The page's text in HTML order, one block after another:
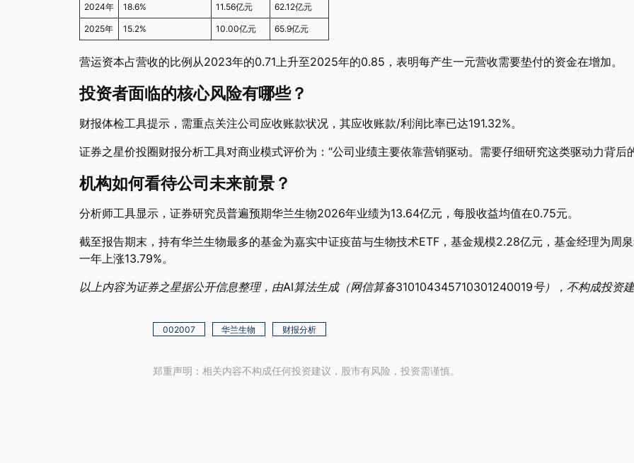
2024年 18.6% 11.56亿元 62.12亿元
2025年 15.2% 10.00亿元 65.9亿元
营运资本占营收的比例从2023年的0.71上升至2025年的0.85，表明每产生一元营收需要垫付的资金在增加。
投资者面临的核心风险有哪些？
财报体检工具提示，需重点关注公司应收账款状况，其应收账款/利润比率已达191.32%。
证券之星价投圈财报分析工具对商业模式评价为：“公司业绩主要依靠营销驱动。需要仔细研究这类驱动力背后
机构如何看待公司未来前景？
分析师工具显示，证券研究员普遍预期华兰生物2026年业绩为13.64亿元，每股收益均值在0.75元。
截至报告期末，持有华兰生物最多的基金为嘉实中证疫苗与生物技术ETF，基金规模2.28亿元，基金经理为周
一年上涨13.79%。
以上内容为证券之星据公开信息整理，由AI算法生成（网信算备310104345710301240019号），不构成投资
002007 华兰生物 财报分析
郑重声明：相关内容不构成任何投资建议，股市有风险，投资需谨慎。